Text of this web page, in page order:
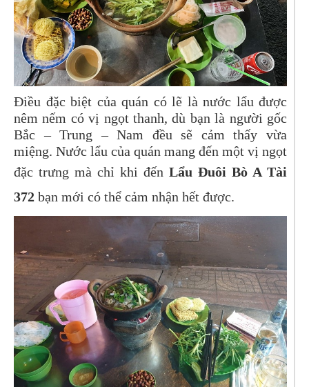
Điều đặc biệt của quán có lẽ là nước lẩu được
nêm nếm có vị ngọt thanh, dù bạn là người gốc
Bắc – Trung – Nam đều sẽ cảm thấy vừa
miệng. Nước lẩu của quán mang đến một vị ngọt
đặc trưng mà chỉ khi đến Lẩu Đuôi Bò A Tài
372 bạn mới có thể cảm nhận hết được.